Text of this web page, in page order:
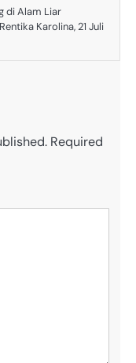
di Alam Liar
Karolina, 21 Juli
Required